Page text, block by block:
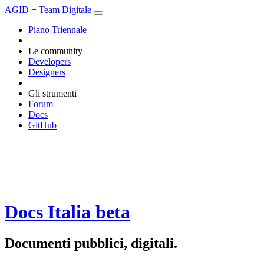
AGID + Team Digitale
Piano Triennale
Le community
Developers
Designers
Gli strumenti
Forum
Docs
GitHub
Docs Italia beta
Documenti pubblici, digitali.